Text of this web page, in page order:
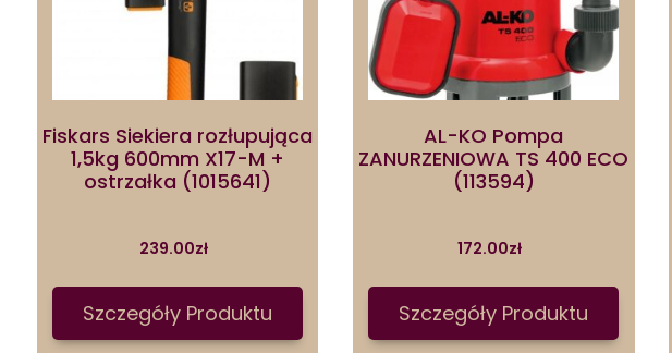
Fiskars Siekiera rozłupująca
1,5kg 600mm X17-M +
ostrzałka (1015641)
239.00zł
Szczegóły Produktu
AL-KO Pompa
ZANURZENIOWA TS 400 ECO
(113594)
172.00zł
Szczegóły Produktu